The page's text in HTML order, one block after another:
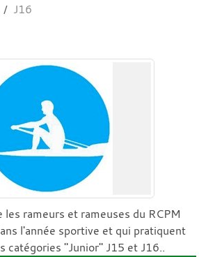
J16
les rameurs et rameuses du RCPM
l'année sportive et qui pratiquent
catégories "Junior" J15 et J16..